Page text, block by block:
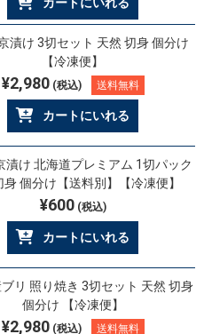
漬け 3切セット 天然 切身 個分け
【冷凍便】
¥2,980(税込) 送料無料
カートにいれる
漬け 北海道プレミアム 1切パック
身 個分け【送料別】【冷凍便】
¥600(税込)
カートにいれる
リ 照り焼き 3切セット 天然 切身
個分け 【冷凍便】
¥2,980(税込) 送料無料